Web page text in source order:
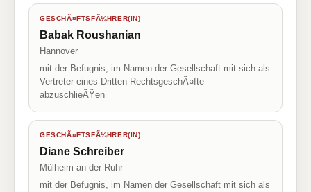
GESCHÃ¤FTSFÃ¼HRER(IN)
Babak Roushanian
Hannover
mit der Befugnis, im Namen der Gesellschaft mit sich als
Vertreter eines Dritten RechtsgeschÃ¤fte
abzuschlieÃŸen
GESCHÃ¤FTSFÃ¼HRER(IN)
Diane Schreiber
Mülheim an der Ruhr
mit der Befugnis, im Namen der Gesellschaft mit sich als